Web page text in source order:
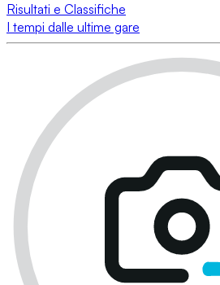
Risultati e Classifiche
I tempi dalle ultime gare